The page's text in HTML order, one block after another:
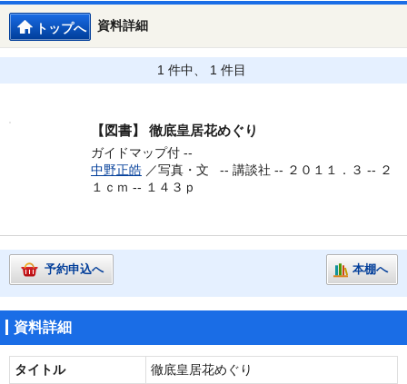
資料詳細
トップへ
1 件中、 1 件目
【図書】 徹底皇居花めぐり
ガイドマップ付 --
中野正皓 ／写真・文 -- 講談社 -- ２０１１．３ -- ２
１ｃｍ -- １４３ｐ
予約申込へ 本棚へ
資料詳細
タイトル
徹底皇居花めぐり